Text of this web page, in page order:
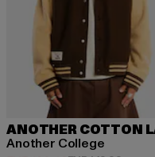
ANOTHER COTTON
Another College